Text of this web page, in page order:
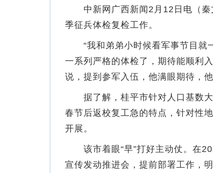
中新网广西新闻2月12日电（秦
季征兵体检复检工作。
“我和弟弟小时候看军事节目就
一系列严格的体检了，期待能顺利
说，提到参军入伍，他满眼期待，
据了解，桂平市针对人口基数大
春节后返校复工急的特点，针对性
开展。
该市着眼“早”打好主动仗。在
宣传发动推进会，提前部署工作，